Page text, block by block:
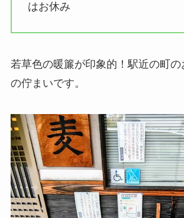
はお休み
若草色の暖簾が印象的！駅近の町の
の佇まいです。